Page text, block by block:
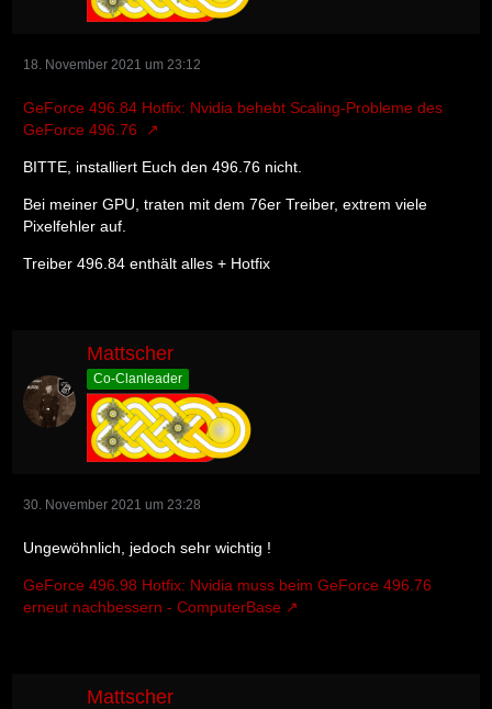
18. November 2021 um 23:12
GeForce 496.84 Hotfix: Nvidia behebt Scaling-Probleme des
GeForce 496.76
BITTE, installiert Euch den 496.76 nicht.
Bei meiner GPU, traten mit dem 76er Treiber, extrem viele
Pixelfehler auf.
Treiber 496.84 enthält alles + Hotfix
Mattscher
Co-Clanleader
30. November 2021 um 23:28
Ungewöhnlich, jedoch sehr wichtig !
GeForce 496.98 Hotfix: Nvidia muss beim GeForce 496.76
erneut nachbessern - ComputerBase
Mattscher